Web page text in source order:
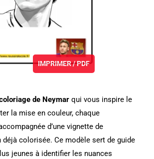
IMPRIMER / PDF
de Neymar qui vous inspire le
la mise en couleur, chaque
d’une vignette de
colorisée. Ce modèle sert de guide
jeunes à identifier les nuances